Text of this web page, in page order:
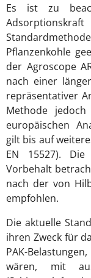
Es ist zu
Pflanzenkohle
der Agroscope
nach einer
repräsentativer
Methode
europäischen
gilt bis auf
EN 15527).
Vorbehalt
nach der von
empfohlen.
Die aktuelle
ihren Zweck für
PAK-
wären, mit